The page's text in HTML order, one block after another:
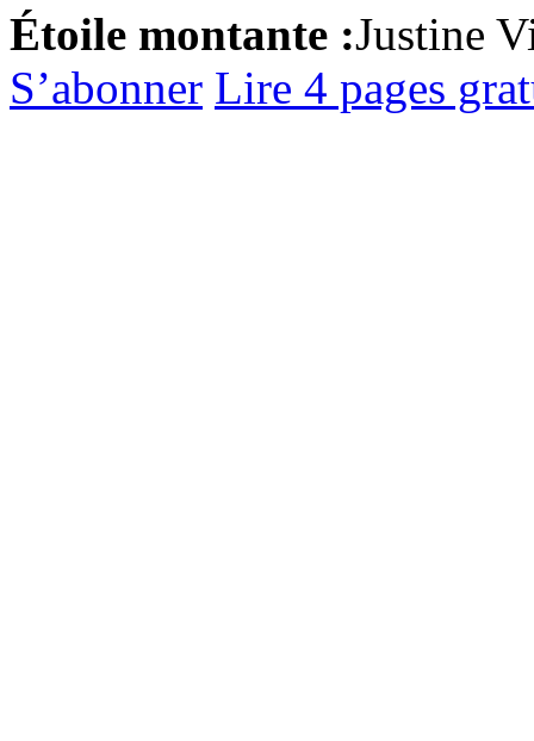
Étoile montante :Justine
S’abonner Lire 4 pages